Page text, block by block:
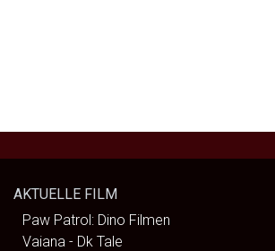
AKTUELLE FILM
Paw Patrol: Dino Filmen
Vaiana - Dk Tale